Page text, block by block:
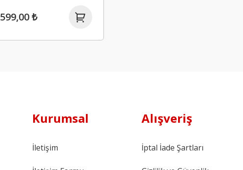
599,00 ₺
Kurumsal
İletişim
Alışveriş
İptal İade Şartları